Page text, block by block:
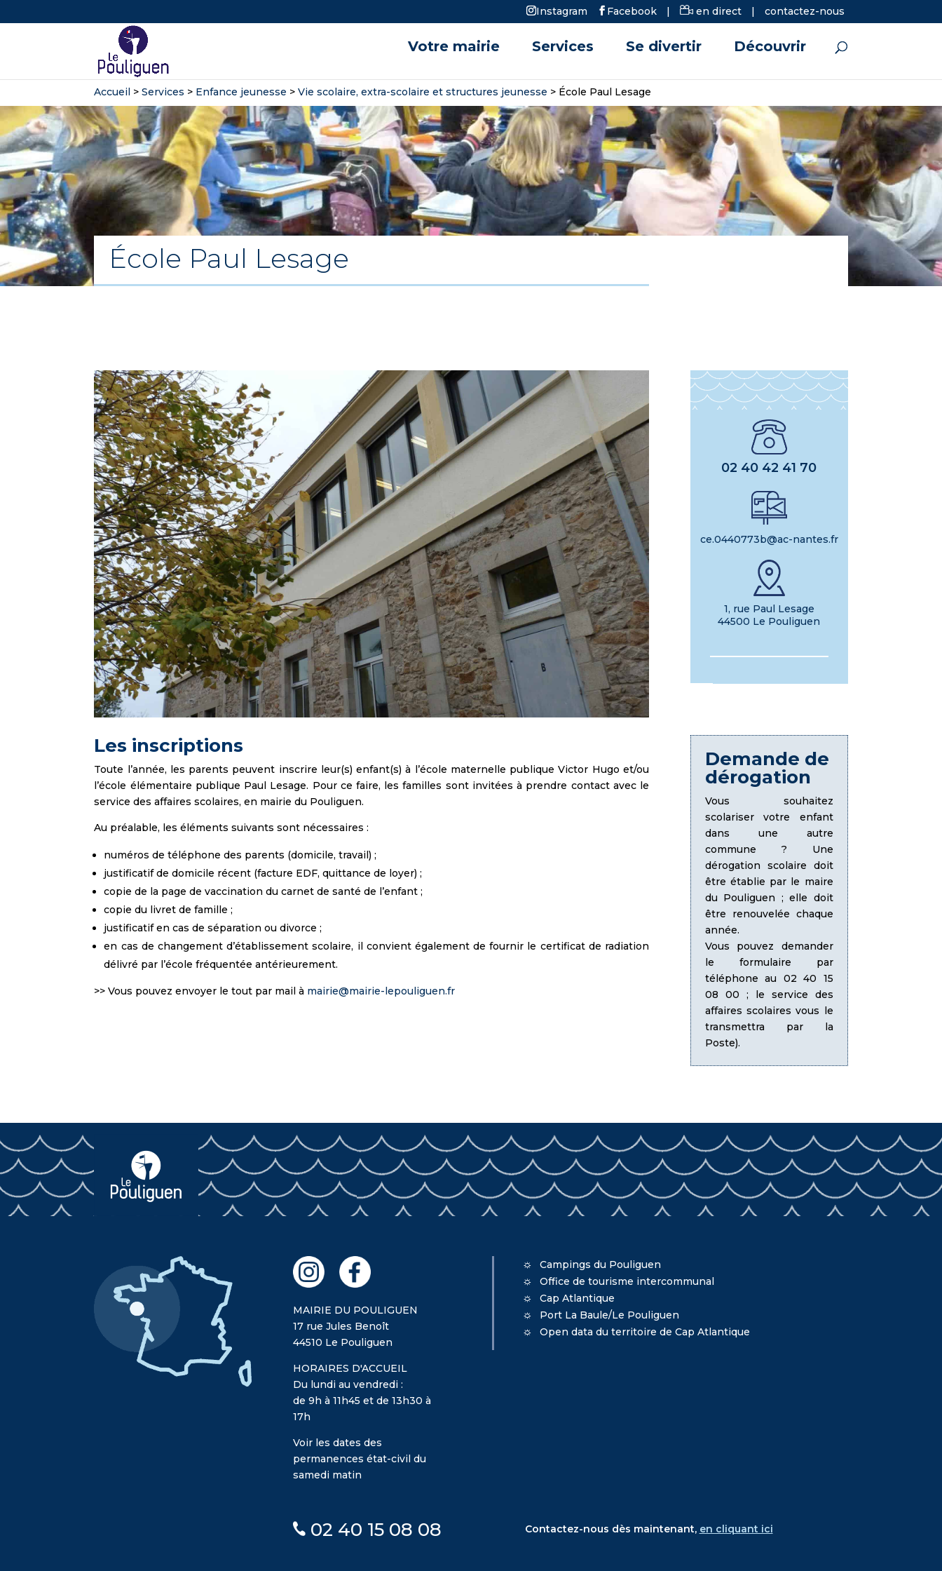
Instagram Facebook | en direct | contactez-nous
Votre mairie Services Se divertir Découvrir
Accueil >Services > Enfance jeunesse >Vie scolaire, extra-scolaire et structures jeunesse > École Paul Lesage
École Paul Lesage
02 40 42 41 70
ce.0440773b@ac-nantes.fr
1, rue Paul Lesage
44500 Le Pouliguen
Les inscriptions
Toute l’année, les parents peuvent inscrire leur(s) enfant(s) à l’école maternelle publique Victor Hugo et/ou
l’école élémentaire publique Paul Lesage. Pour ce faire, les familles sont invitées à prendre contact avec le
service des affaires scolaires, en mairie du Pouliguen.
Au préalable, les éléments suivants sont nécessaires :
numéros de téléphone des parents (domicile, travail) ;
justificatif de domicile récent (facture EDF, quittance de loyer) ;
copie de la page de vaccination du carnet de santé de l’enfant ;
copie du livret de famille ;
justificatif en cas de séparation ou divorce ;
en cas de changement d’établissement scolaire, il convient également de fournir le certificat de radiation
délivré par l’école fréquentée antérieurement.
>> Vous pouvez envoyer le tout par mail à mairie@mairie-lepouliguen.fr
Demande de
dérogation
Vous souhaitez
scolariser votre enfant
dans une autre
commune ? Une
dérogation scolaire doit
être établie par le maire
du Pouliguen ; elle doit
être renouvelée chaque
année.
Vous pouvez demander
le formulaire par
téléphone au 02 40 15
08 00 ; le service des
affaires scolaires vous le
transmettra par la
Poste).
MAIRIE DU POULIGUEN
17 rue Jules Benoît
44510 Le Pouliguen
HORAIRES D'ACCUEIL
Du lundi au vendredi :
de 9h à 11h45 et de 13h30 à
17h
Voir les dates des
permanences état-civil du
samedi matin
Campings du Pouliguen
Office de tourisme intercommunal
Cap Atlantique
Port La Baule/Le Pouliguen
Open data du territoire de Cap Atlantique
02 40 15 08 08 Contactez-nous dès maintenant, en cliquant ici